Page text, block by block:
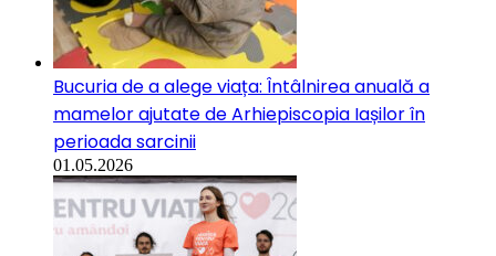
Bucuria de a alege viața: Întâlnirea anuală a
mamelor ajutate de Arhiepiscopia Iașilor în
perioada sarcinii
01.05.2026